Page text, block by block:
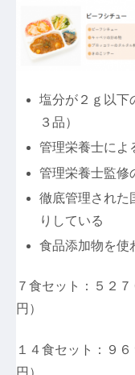
塩分が２ｇ以下
３品）
管理栄養士によ
管理栄養士監修
徹底管理された
りしている
食品添加物を使
７食セット：５２
円）
１４食セット：９
円）